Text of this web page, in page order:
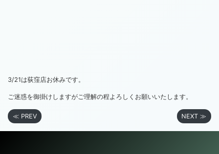
3/21は荻窪店お休みです。
ご迷惑を御掛けしますがご理解の程よろしくお願いいたします。
≪ PREV NEXT ≫